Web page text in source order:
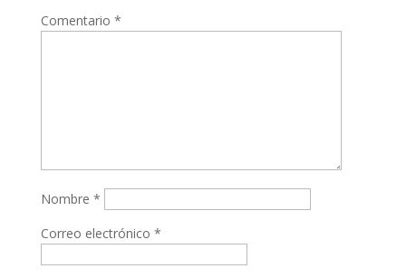
Comentario *
Nombre *
Correo electrónico *